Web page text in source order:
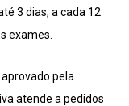
3 dias, a cada 12
exames.
pela
atende a pedidos